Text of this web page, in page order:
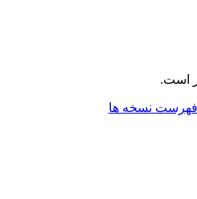
است.
نسخه ها